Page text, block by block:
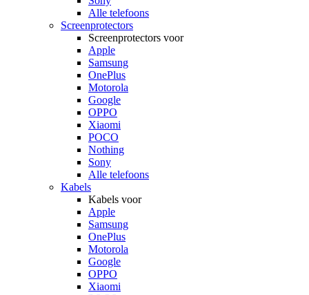
Alle telefoons
Screenprotectors
Screenprotectors voor
Apple
Samsung
OnePlus
Motorola
Google
OPPO
Xiaomi
POCO
Nothing
Sony
Alle telefoons
Kabels
Kabels voor
Apple
Samsung
OnePlus
Motorola
Google
OPPO
Xiaomi